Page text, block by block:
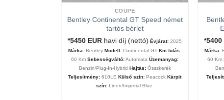
COUPE
Bentley Continental GT Speed német
tartós bérlet
*5450 EUR havi díj (nettó) Évjárat: 2025
Márka: Bentley Modell: Continental GTKm futás:
60 KmSebességváltó:AutomataÜzemanyag:
Benzin/Plug-In-Hybrid Hajtás:Összkerék
Teljesítmény: 610LE Külső szín:PeacockKárpit
szín:Linen/Imperial Blue
*5400
Márka:
60 Km